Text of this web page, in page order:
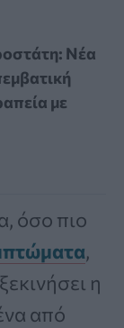
Νέα
με
όσο πιο
,
η
από